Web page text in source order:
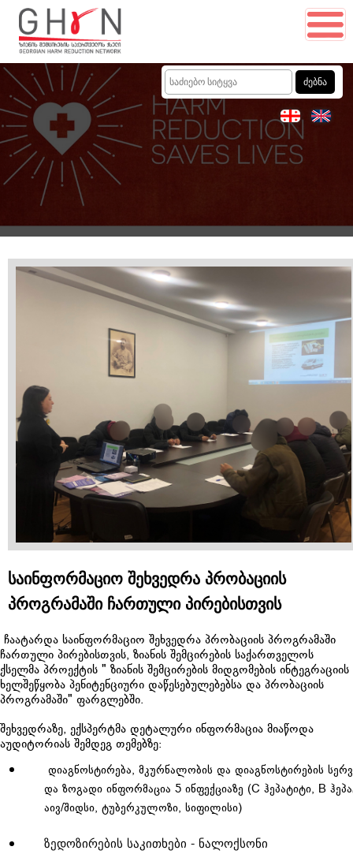
საინფორმაციო შეხვედრა პრობაციის
პროგრამაში ჩართული პირებისთვის
ჩაატარდა საინფორმაციო შეხვედრა პრობაციის პროგრამაში
ჩართული პირებისთვის, ზიანის შემცირების საქართველოს
ქსელმა პროექტის " ზიანის შემცირების მიდგომების ინტეგრაციის
ხელშეწყობა პენიტენციური დაწესებულებებსა და პრობაციის
პროგრამაში" ფარგლებში.
შეხვედრაზე, ექსპერტმა დეტალური ინფორმაცია მიაწოდა
აუდიტორიას შემდეგ თემებზე:
დიაგნოსტირება, მკურნალობის და დიაგნოსტირების
და ზოგადი ინფორმაცია 5 ინფექციაზე (C ჰეპატიტი, B
აივ/შიდსი, ტუბერკულოზი, სიფილისი)
ზედოზირების საკითხები - ნალოქსონი